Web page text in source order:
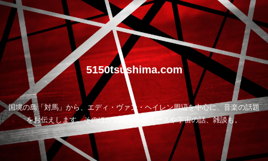
5150tsushima.com
国境の島「対馬」から、エディ・ヴァン・ヘイレン周辺を中心に、音楽の話題
をお伝えします。そのほか気になるニュースや宇宙の話、雑談も。